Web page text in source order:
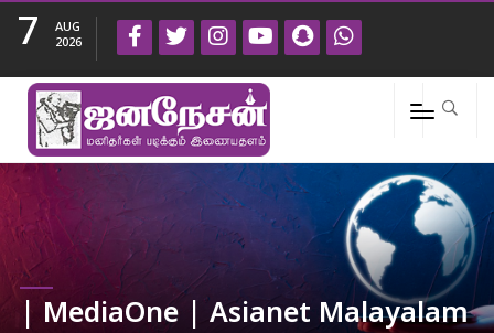
7
AUG
2026
| MediaOne | Asianet Malayalam